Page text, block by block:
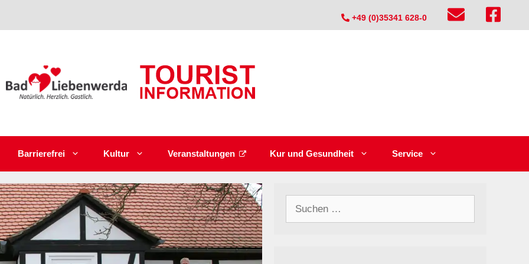
+49 (0)35341 628-0
Barrierefrei Kultur Veranstaltungen Kur und Gesundheit Service